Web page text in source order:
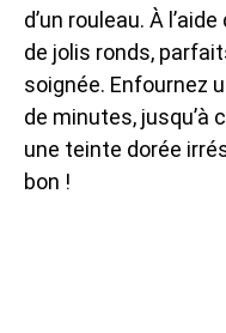
d’un rouleau. À
de jolis ronds,
soignée. Enfournez
de minutes, jusqu’à
une teinte dorée
bon !